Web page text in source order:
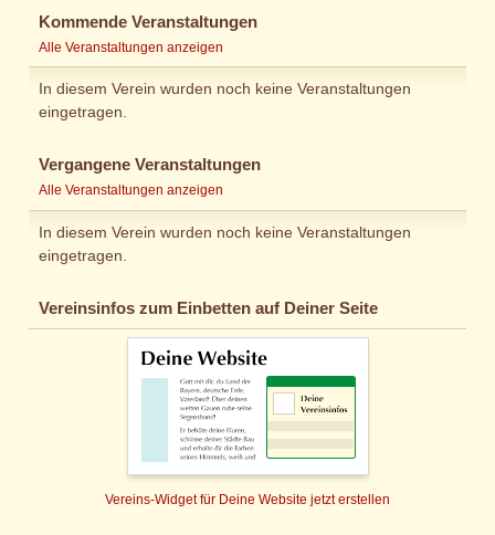
Kommende Veranstaltungen
Alle Veranstaltungen anzeigen
In diesem Verein wurden noch keine Veranstaltungen
eingetragen.
Vergangene Veranstaltungen
Alle Veranstaltungen anzeigen
In diesem Verein wurden noch keine Veranstaltungen
eingetragen.
Vereinsinfos zum Einbetten auf Deiner Seite
Vereins-Widget für Deine Website jetzt erstellen